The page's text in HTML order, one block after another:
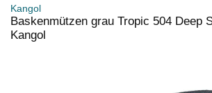
Kangol
Baskenmützen grau Tropic 504 Deep
Kangol